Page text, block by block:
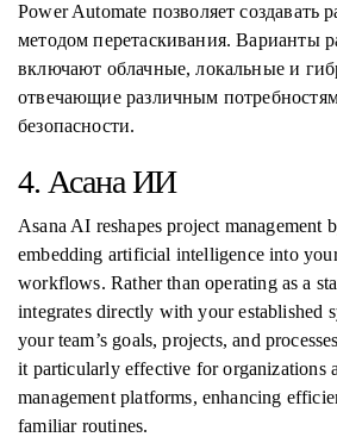
Power Automate позволяет создавать
методом перетаскивания. Варианты
включают облачные, локальные и
отвечающие различным
безопасности.
4. Асана ИИ
Asana AI reshapes project management
embedding artificial intelligence into
workflows. Rather than operating as a
integrates directly with your established
your team’s goals, projects, and
it particularly effective for organizations
management platforms, enhancing
familiar routines.